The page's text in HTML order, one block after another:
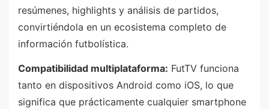
resúmenes, highlights y análisis de partidos,
convirtiéndola en un ecosistema completo de
información futbolística.
Compatibilidad multiplataforma: FutTV funciona
tanto en dispositivos Android como iOS, lo que
significa que prácticamente cualquier smartphone